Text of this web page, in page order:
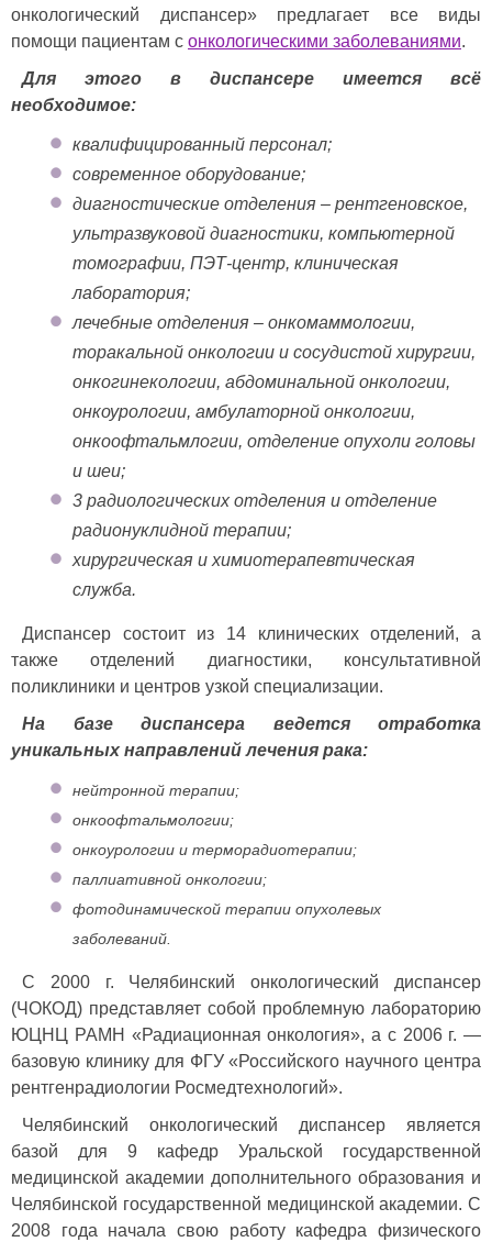
онкологический диспансер» предлагает все виды
помощи пациентам с онкологическими заболеваниями.
Для этого в диспансере имеется всё
необходимое:
квалифицированный персонал;
современное оборудование;
диагностические отделения – рентгеновское,
ультразвуковой диагностики, компьютерной
томографии, ПЭТ-центр, клиническая
лаборатория;
лечебные отделения – онкомаммологии,
торакальной онкологии и сосудистой хирургии,
онкогинекологии, абдоминальной онкологии,
онкоурологии, амбулаторной онкологии,
онкоофтальмлогии, отделение опухоли головы
и шеи;
3 радиологических отделения и отделение
радионуклидной терапии;
хирургическая и химиотерапевтическая
служба.
Диспансер состоит из 14 клинических отделений, а
также отделений диагностики, консультативной
поликлиники и центров узкой специализации.
На базе диспансера ведется отработка
уникальных направлений лечения рака:
нейтронной терапии;
онкоофтальмологии;
онкоурологии и терморадиотерапии;
паллиативной онкологии;
фотодинамической терапии опухолевых
заболеваний.
С 2000 г. Челябинский онкологический диспансер
(ЧОКОД) представляет собой проблемную лабораторию
ЮЦНЦ РАМН «Радиационная онкология», а с 2006 г. —
базовую клинику для ФГУ «Российского научного центра
рентгенрадиологии Росмедтехнологий».
Челябинский онкологический диспансер является
базой для 9 кафедр Уральской государственной
медицинской академии дополнительного образования и
Челябинской государственной медицинской академии. С
2008 года начала свою работу кафедра физического